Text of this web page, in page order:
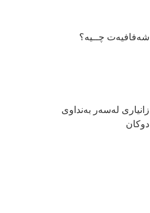
شەفافیەت چــیە؟
زانیاری لەسەر بەنداوی
دوكان